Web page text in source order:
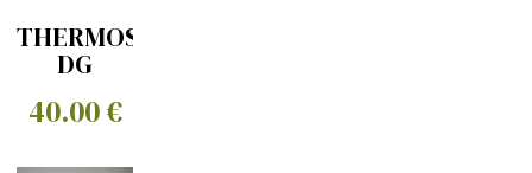
THERMOSTAT
DG
40.00 €